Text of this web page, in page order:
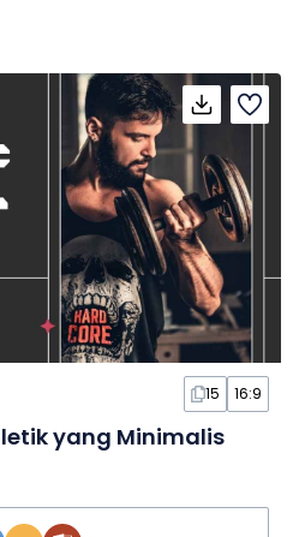
15 16:9
yang Minimalis